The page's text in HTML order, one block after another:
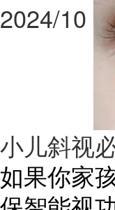
2024/10
小儿斜视
如果你家